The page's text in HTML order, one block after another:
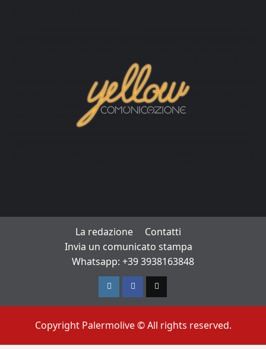
La redazione
Contatti
Invia un comunicato stampa
Whatsapp: +39 3938163848
InstagramFacebook
TikTok
Copyright Palermolive © All rights reserved.